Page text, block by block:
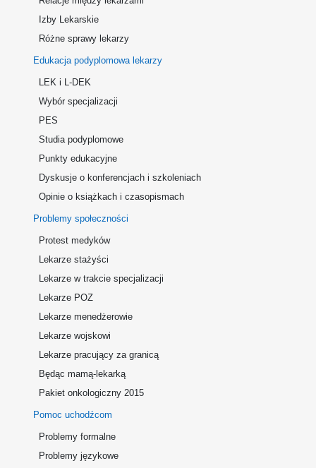
Izby Lekarskie
Różne sprawy lekarzy
Edukacja podyplomowa lekarzy
LEK i L-DEK
Wybór specjalizacji
PES
Studia podyplomowe
Punkty edukacyjne
Dyskusje o konferencjach i szkoleniach
Opinie o książkach i czasopismach
Problemy społeczności
Protest medyków
Lekarze stażyści
Lekarze w trakcie specjalizacji
Lekarze POZ
Lekarze menedżerowie
Lekarze wojskowi
Lekarze pracujący za granicą
Będąc mamą-lekarką
Pakiet onkologiczny 2015
Pomoc uchodźcom
Problemy formalne
Problemy językowe